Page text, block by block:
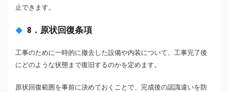
止できます。
8．原状回復条項
工事のために一時的に撤去した設備や内装について、工事完了後
にどのような状態まで復旧するのかを定めます。
原状回復範囲を事前に決めておくことで、完成後の認識違いを防